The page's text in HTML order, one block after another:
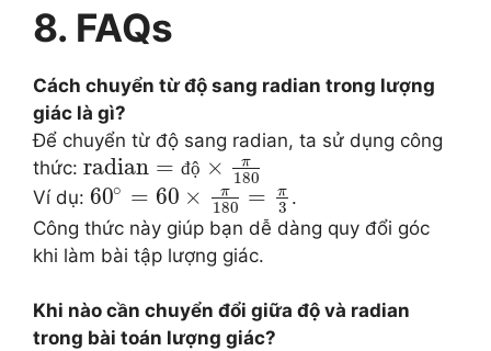
8. FAQs
Cách chuyển từ độ sang radian trong lượng
giác là gì?
Để chuyển từ độ sang radian, ta sử dụng công
thức: radian = độ × π
180
Ví dụ: 60∘ = 60 × π
180 = π
3 .
Công thức này giúp bạn dễ dàng quy đổi góc
khi làm bài tập lượng giác.
Khi nào cần chuyển đổi giữa độ và radian
trong bài toán lượng giác?